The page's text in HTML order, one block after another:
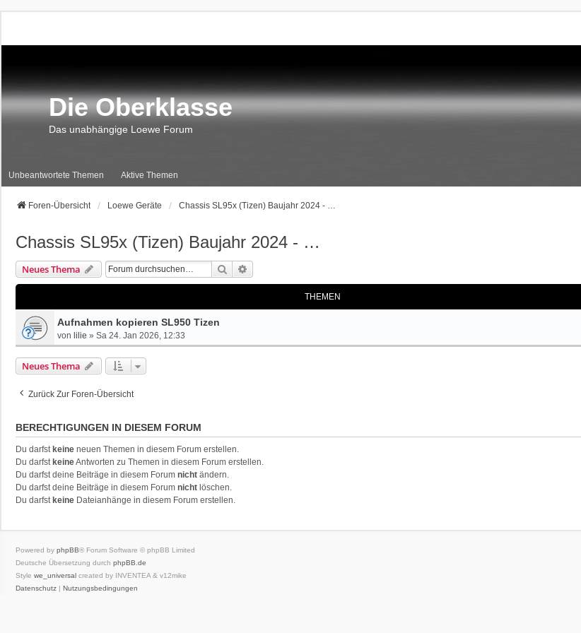
Die Oberklasse
Das unabhängige Loewe Forum
Unbeantwortete Themen Aktive Themen
Foren-Übersicht Loewe Geräte Chassis SL95x (Tizen) Baujahr 2024 - …
Chassis SL95x (Tizen) Baujahr 2024 - …
Neues Thema Suche
THEMEN
Aufnahmen kopieren SL950 Tizen
von lilie » Sa 24. Jan 2026, 12:33
Neues Thema
Zurück Zur Foren-Übersicht
BERECHTIGUNGEN IN DIESEM FORUM
Du darfst keine neuen Themen in diesem Forum erstellen.
Du darfst keineAntworten zu Themen in diesem Forum erstellen.
Du darfst deine Beiträge in diesem Forum nicht ändern.
Du darfst deine Beiträge in diesem Forum nicht löschen.
Du darfst keine Dateianhänge in diesem Forum erstellen.
Powered by phpBB® Forum Software © phpBB Limited
Deutsche Übersetzung durch phpBB.de
Style we_universal created by INVENTEA & v12mike
Datenschutz | Nutzungsbedingungen